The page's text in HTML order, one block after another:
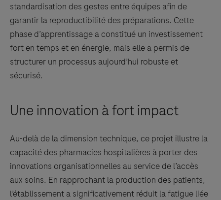
standardisation des gestes entre équipes afin de
garantir la reproductibilité des préparations. Cette
phase d’apprentissage a constitué un investissement
fort en temps et en énergie, mais elle a permis de
structurer un processus aujourd’hui robuste et
sécurisé.
Une innovation à fort impact
Au-delà de la dimension technique, ce projet illustre la
capacité des pharmacies hospitalières à porter des
innovations organisationnelles au service de l’accès
aux soins. En rapprochant la production des patients,
l’établissement a significativement réduit la fatigue liée